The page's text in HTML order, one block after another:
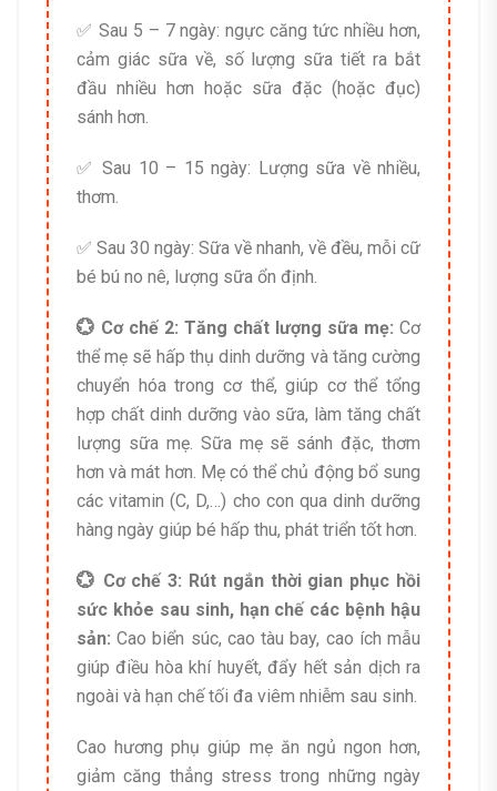
✅ Sau 5 – 7 ngày: ngực căng tức nhiều hơn,
cảm giác sữa về, số lượng sữa tiết ra bắt
đầu nhiều hơn hoặc sữa đặc (hoặc đục)
sánh hơn.
✅ Sau 10 – 15 ngày: Lượng sữa về nhiều,
thơm.
✅ Sau 30 ngày: Sữa về nhanh, về đều, mỗi cữ
bé bú no nê, lượng sữa ổn định.
💮 Cơ chế 2: Tăng chất lượng sữa mẹ: Cơ
thể mẹ sẽ hấp thụ dinh dưỡng và tăng cường
chuyển hóa trong cơ thể, giúp cơ thể tổng
hợp chất dinh dưỡng vào sữa, làm tăng chất
lượng sữa mẹ. Sữa mẹ sẽ sánh đặc, thơm
hơn và mát hơn. Mẹ có thể chủ động bổ sung
các vitamin (C, D,…) cho con qua dinh dưỡng
hàng ngày giúp bé hấp thu, phát triển tốt hơn.
💮 Cơ chế 3: Rút ngắn thời gian phục hồi
sức khỏe sau sinh, hạn chế các bệnh hậu
sản: Cao biển súc, cao tàu bay, cao ích mẫu
giúp điều hòa khí huyết, đẩy hết sản dịch ra
ngoài và hạn chế tối đa viêm nhiễm sau sinh.
Cao hương phụ giúp mẹ ăn ngủ ngon hơn,
giảm căng thẳng stress trong những ngày